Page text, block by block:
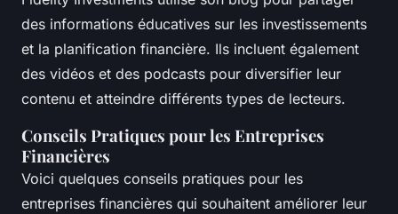
des informations éducatives sur les investissements
et la planification financière. Ils incluent également
des vidéos et des podcasts pour diversifier leur
contenu et atteindre différents types de lecteurs.
Conseils Pratiques pour les Entreprises
Financières
Voici quelques conseils pratiques pour les
entreprises financières qui souhaitent améliorer leur